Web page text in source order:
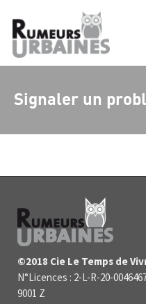
Signaler un
©2018 Cie Le Temps de
N°Licences : 2-L-R-20-
9001 Z